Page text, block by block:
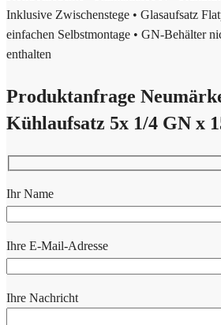
Inklusive Zwischenstege • Glasaufsatz
einfachen Selbstmontage • GN-Behälter
enthalten
Produktanfrage
Kühlaufsatz 5x 1/4 GN x
Ihr Name
Ihre E-Mail-Adresse
Ihre Nachricht